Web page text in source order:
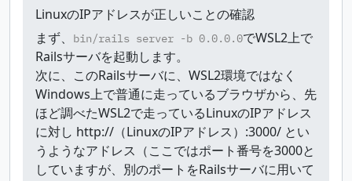
LinuxのIPアドレスが正しいことの確認
まず、
bin/rails server -b 0.0.0.0でWSL2上で
Railsサーバを起動します。
次に、このRailsサーバに、WSL2環境ではなく
Windows上で普通に走っているブラウザから、先
ほど調べたWSL2で走っているLinuxのIPアドレス
に対し http://（LinuxのIPアドレス）:3000/ とい
うようなアドレス（ここではポート番号を3000と
していますが、別のポートをRailsサーバに用いて